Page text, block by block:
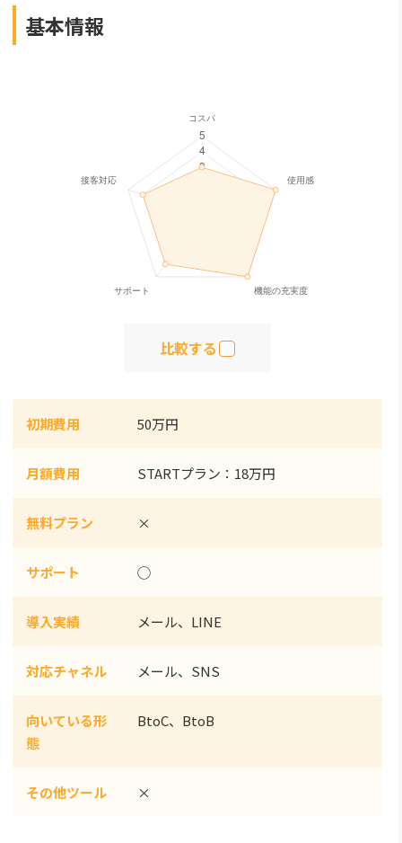
基本情報
比較する
初期費用 50万円
月額費用 STARTプラン：18万円
無料プラン ×
サポート ◯
導入実績 メール、LINE
対応チャネル メール、SNS
向いている形
態
BtoC、BtoB
その他ツール ×